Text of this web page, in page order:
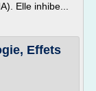
Elle inhibe...
Effets